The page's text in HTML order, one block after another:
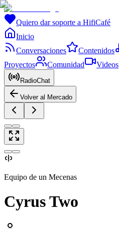
Quiero dar soporte a HifiCafé
Inicio
Conversaciones
Contenidos
Proyectos
Comunidad Videos
RadioChat
Volver al Mercado
Equipo de un Mecenas
Cyrus Two